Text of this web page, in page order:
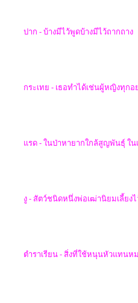
ปาก -บ้างมีไว้พูดบ้างมีไว้ถากถาง
กระเทย - เธอทำได้เช่นผู้หญิงทุกอ
แรด - ในป่าหายากใกล้สูญพันธุ์ ใน
งู-สัตว์ชนิดหนึ่งพ่อเฒ่านิยมเลี้ยง
ตำราเรียน -สิ่งที่ใช้หนุนหัวแทนห